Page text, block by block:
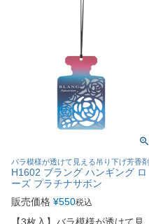
バラ模様が透けて見える吊り下げ芳香剤
H1602 ブラング ハンギング ロ
ーズ プラチナサボン
販売価格 ¥550税込